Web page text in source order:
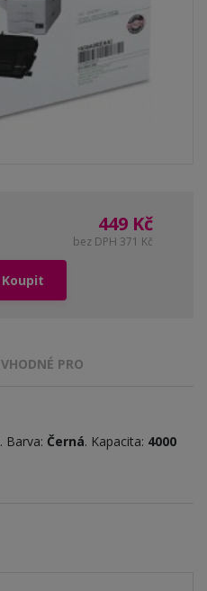
449 Kč
bez DPH 371 Kč
Koupit
VHODNÉ PRO
. Barva: Černá. Kapacita: 4000